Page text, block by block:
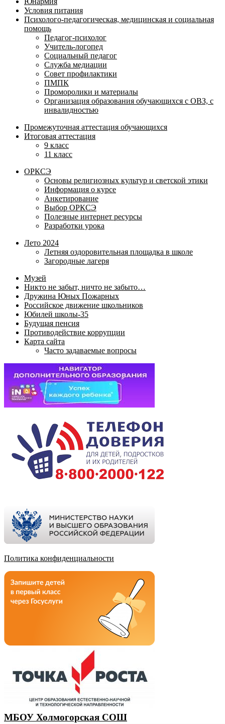
Условия питания
Психолого-педагогическая, медицинская и социальная
помощь
Педагог-психолог
Учитель-логопед
Социальный педагог
Служба медиации
Совет профилактики
ПМПК
Проморолики и материалы
Организация образования обучающихся с ОВЗ, с
инвалидностью
Промежуточная аттестация обучающихся
Итоговая аттестация
9 класс
11 класс
ОРКСЭ
Основы религиозных культур и светской этики
Информация о курсе
Анкетирование
Выбор ОРКСЭ
Полезные интернет ресурсы
Разработки урока
Лето 2024
Летняя оздоровительная площадка в школе
Загородные лагеря
Музей
Никто не забыт, ничто не забыто…
Дружина Юных Пожарных
Российское движение школьников
Юбилей школы-35
Будущая пенсия
Противодействие коррупции
Карта сайта
Часто задаваемые вопросы
Политика конфиденциальности
МБОУ Холмогорская СОШ